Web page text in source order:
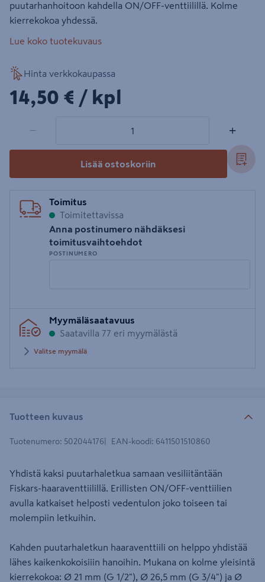
puutarhanhoitoon kahdella ON/OFF-venttiilillä. Kolme
kierrekokoa yhdessä.
Lue koko tuotekuvaus
Hinta verkkokaupassa
14,50€/kpl
14,50 € / kpl
− +
Lisää ostoskoriin
Toimitus
Toimitettavissa
Anna postinumero nähdäksesi
toimitusvaihtoehdot
POSTINUMERO
postinumero
Myymäläsaatavuus
Saatavilla 77 eri myymälästä
Valitse myymälä
Tuotteen kuvaus
Tuotenumero: 502044176 EAN-koodi: 6411501510860
Yhdistä kaksi puutarhaletkua samaan vesiliitäntään
Fiskars-haaraventtiilillä. Erillisten ON/OFF-venttiilien
avulla katkaiset helposti vedentulon joko toiseen tai
molempiin letkuihin.
Kahden puutarhaletkun haaraventtiili on helppo yhdistää
lähes kaikenkokoisiiin hanoihin. Mukana on kolme yleisintä
kierrekokoa: Ø 21 mm (G 1/2"), Ø 26,5 mm (G 3/4") ja Ø